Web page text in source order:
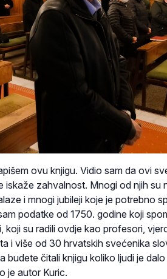
ovu knjigu. Vidio sam da ovi
zahvalnost. Mnogi od njih su
i mnogi jubileji koje je potrebno
podatke od 1750. godine koji
su radili ovdje kao profesori,
i više od 30 hrvatskih svećenika
budete čitali knjigu koliko ljudi je
je autor Kuric.